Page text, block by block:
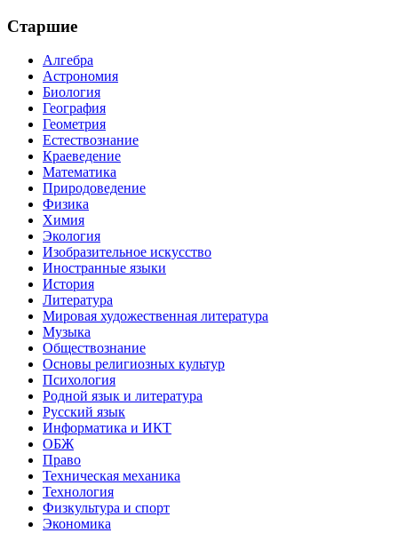
Старшие
Алгебра
Астрономия
Биология
География
Геометрия
Естествознание
Краеведение
Математика
Природоведение
Физика
Химия
Экология
Изобразительное искусство
Иностранные языки
История
Литература
Мировая художественная литература
Музыка
Обществознание
Основы религиозных культур
Психология
Родной язык и литература
Русский язык
Информатика и ИКТ
ОБЖ
Право
Техническая механика
Технология
Физкультура и спорт
Экономика